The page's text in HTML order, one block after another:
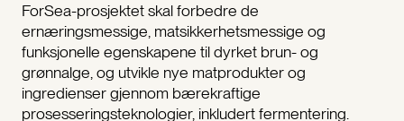
ForSea-prosjektet skal forbedre de
ernæringsmessige, matsikkerhetsmessige og
funksjonelle egenskapene til dyrket brun- og
grønnalge, og utvikle nye matprodukter og
ingredienser gjennom bærekraftige
prosesseringsteknologier, inkludert fermentering.